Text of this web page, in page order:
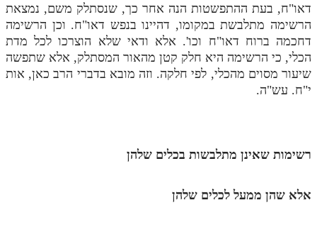
הזמן סט תע"ס
הזמן סט תלמוד עשר הספירות
ספרים להורדה
תלמוד עשר הספירות חלק א
תע"ס חלק ב' עיון
דאו"ח, בעת ההתפשטות הנה אחר כך, שנסתלק משם, נמצאת
הרשימה מתלבשת במקומו, דהיינו בנפש דאו"ח. וכן הרשימה
דחכמה ברוח דאו"ח וכו'. אלא ודאי שלא הוצרכו לכל מדת
הכלי, כי הרשימה היא חלק קטן מהאור המסתלק, אלא שתפשה
שיעור מסוים מהכלי, לפי חלקה. וזה מובא בדברי הרב כאן, אות
י"ח. עש"ה.
רשימות שאינן מתלבשות בכלים שלהן
אלא שהן ממעל לכלים שלהן